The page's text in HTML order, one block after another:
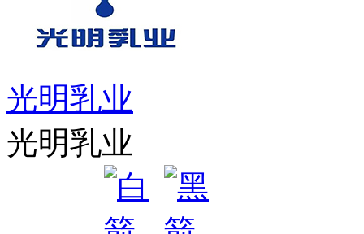
光明乳业
光明乳业